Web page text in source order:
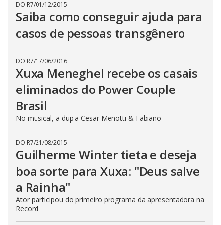
DO R7/01/12/2015
Saiba como conseguir ajuda para
casos de pessoas transgênero
DO R7/17/06/2016
Xuxa Meneghel recebe os casais
eliminados do Power Couple
Brasil
No musical, a dupla Cesar Menotti & Fabiano
DO R7/21/08/2015
Guilherme Winter tieta e deseja
boa sorte para Xuxa: "Deus salve
a Rainha"
Ator participou do primeiro programa da apresentadora na
Record